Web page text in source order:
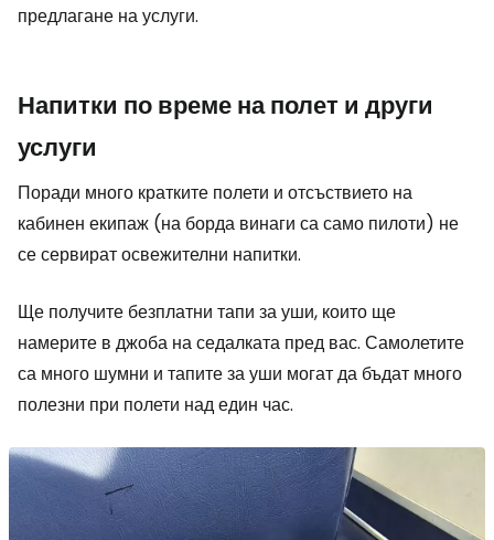
предлагане на услуги.
Напитки по време на полет и други
услуги
Поради много кратките полети и отсъствието на
кабинен екипаж (на борда винаги са само пилоти) не
се сервират освежителни напитки.
Ще получите безплатни тапи за уши, които ще
намерите в джоба на седалката пред вас. Самолетите
са много шумни и тапите за уши могат да бъдат много
полезни при полети над един час.